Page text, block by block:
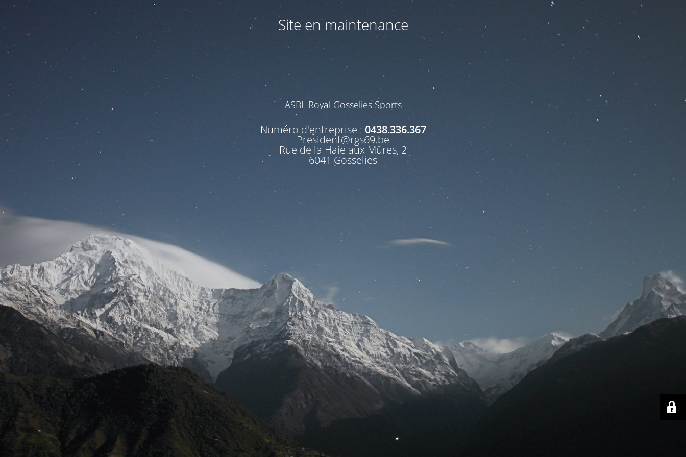
Site en maintenance
ASBL Royal Gosselies Sports
Numéro d'entreprise : 0438.336.367
President@rgs69.be
Rue de la Haie aux Mûres, 2
6041 Gosselies